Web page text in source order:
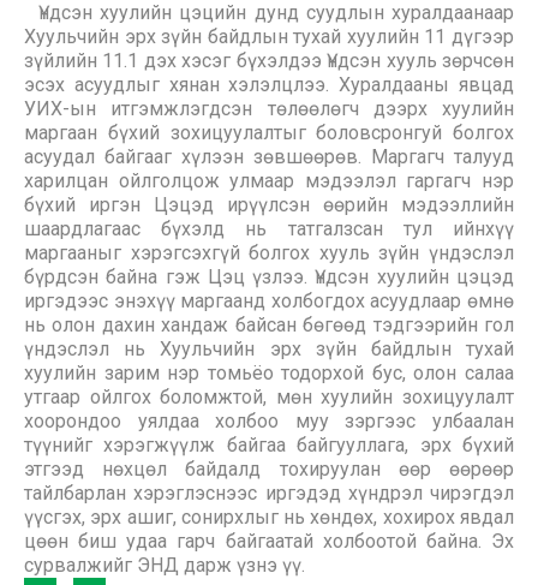
Үндсэн хуулийн цэцийн дунд суудлын хуралдаанаар
Хуульчийн эрх зүйн байдлын тухай хуулийн 11 дүгээр
зүйлийн 11.1 дэх хэсэг бүхэлдээ Үндсэн хууль зөрчсөн
эсэх асуудлыг хянан хэлэлцлээ. Хуралдааны явцад
УИХ-ын итгэмжлэгдсэн төлөөлөгч дээрх хуулийн
маргаан бүхий зохицуулалтыг боловсронгуй болгох
асуудал байгааг хүлээн зөвшөөрөв. Маргагч талууд
харилцан ойлголцож улмаар мэдээлэл гаргагч нэр
бүхий иргэн Цэцэд ирүүлсэн өөрийн мэдээллийн
шаардлагаас бүхэлд нь татгалзсан тул ийнхүү
маргааныг хэрэгсэхгүй болгох хууль зүйн үндэслэл
бүрдсэн байна гэж Цэц үзлээ. Үндсэн хуулийн цэцэд
иргэдээс энэхүү маргаанд холбогдох асуудлаар өмнө
нь олон дахин хандаж байсан бөгөөд тэдгээрийн гол
үндэслэл нь Хуульчийн эрх зүйн байдлын тухай
хуулийн зарим нэр томьёо тодорхой бус, олон салаа
утгаар ойлгох боломжтой, мөн хуулийн зохицуулалт
хоорондоо уялдаа холбоо муу зэргээс улбаалан
түүнийг хэрэгжүүлж байгаа байгууллага, эрх бүхий
этгээд нөхцөл байдалд тохируулан өөр өөрөөр
тайлбарлан хэрэглэснээс иргэдэд хүндрэл чирэгдэл
үүсгэх, эрх ашиг, сонирхлыг нь хөндөх, хохирох явдал
цөөн биш удаа гарч байгаатай холбоотой байна. Эх
сурвалжийг ЭНД дарж үзнэ үү.